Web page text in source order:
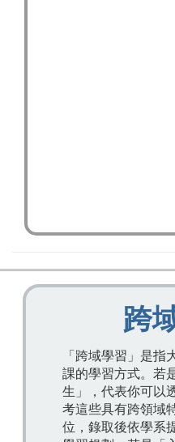
跨
「跨域學習」是指
課的學習方式。若
生」，代表你可以
考這些具有跨領域
位，錄取後依學系